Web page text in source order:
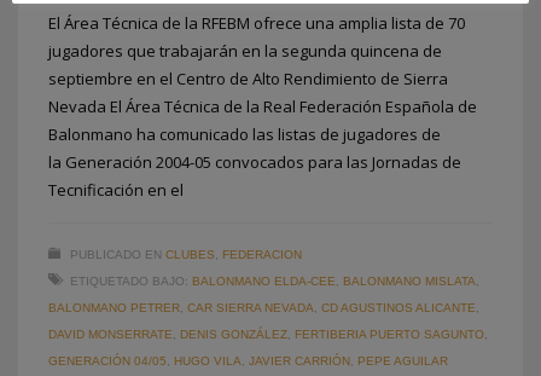
El Área Técnica de la RFEBM ofrece una amplia lista de 70
jugadores que trabajarán en la segunda quincena de
septiembre en el Centro de Alto Rendimiento de Sierra
Nevada El Área Técnica de la Real Federación Española de
Balonmano ha comunicado las listas de jugadores de
la Generación 2004-05 convocados para las Jornadas de
Tecnificación en el
PUBLICADO EN CLUBES
FEDERACION
ETIQUETADO BAJO: BALONMANO ELDA-CEE BALONMANO MISLATA
BALONMANO PETRER CAR SIERRA NEVADA CD AGUSTINOS ALICANTE
DAVID MONSERRATE
DENIS GONZÁLEZ FERTIBERIA PUERTO SAGUNTO
GENERACIÓN 04/05
HUGO VILA JAVIER CARRIÓN PEPE AGUILAR